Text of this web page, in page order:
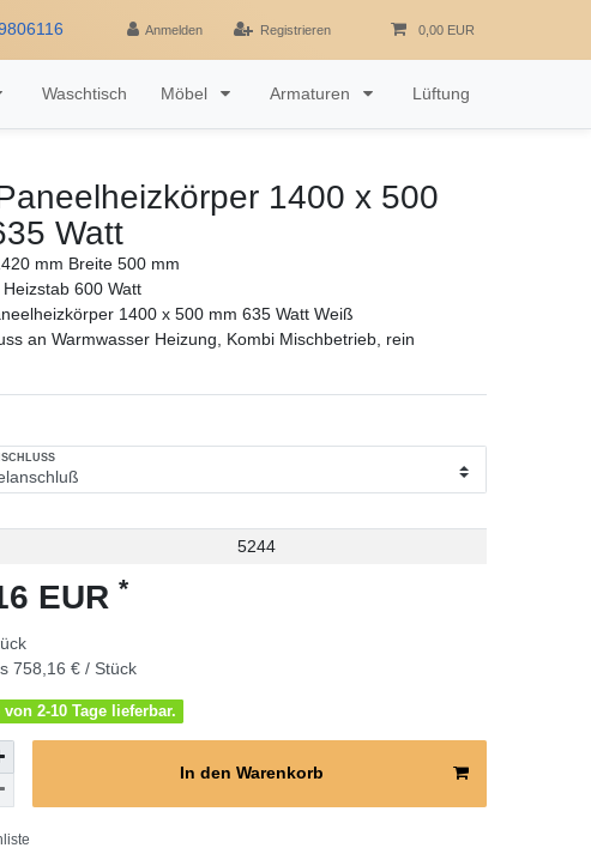
Anmelden Registrieren 0,00 EUR
Waschtisch Möbel Armaturen Lüftung
1400 x 500
Watt
mm Breite 500 mm
Heizstab 600 Watt
1400 x 500 mm 635 Watt Weiß
an Warmwasser Heizung, Kombi Mischbetrieb, rein
5244
EUR *
758,16 € / Stück
von 2-10 Tage lieferbar.
In den Warenkorb